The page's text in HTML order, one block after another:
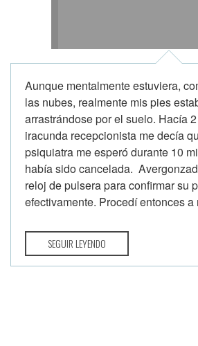
Aunque mentalmente estuviera,
las nubes, realmente mis pies
arrastrándose por el suelo. Hacía
iracunda recepcionista me decía
psiquiatra me esperó durante 10
había sido cancelada.
reloj de pulsera para confirmar su
efectivamente. Procedí entonces a
SEGUIR LEYENDO